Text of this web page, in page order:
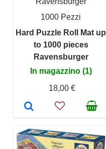
1000 Pezzi
Hard Puzzle Roll Mat up
to 1000 pieces
Ravensburger
In magazzino (1)
18,00 €